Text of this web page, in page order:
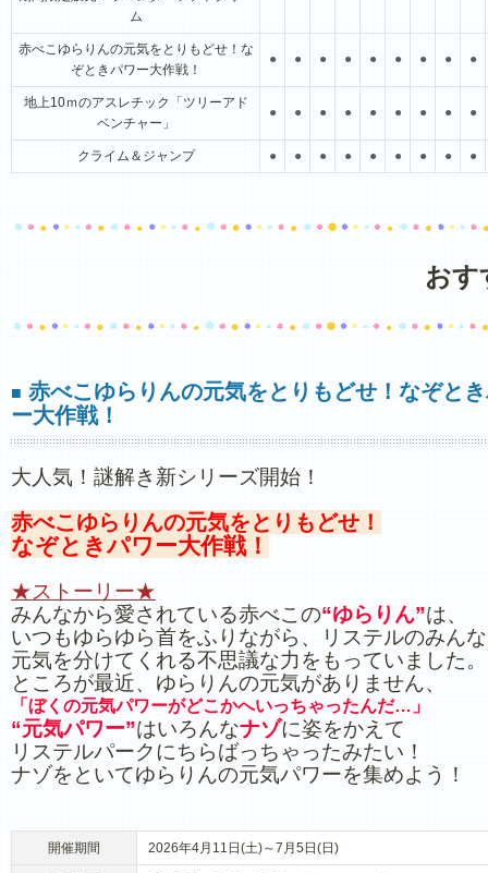
ム
赤べこゆらりんの元気をとりもどせ！な
ぞときパワー大作戦！
● ● ● ● ● ● ● ● ●
地上10ｍのアスレチック「ツリーアド
ベンチャー」
● ● ● ● ● ● ● ● ●
クライム＆ジャンプ ● ● ● ● ● ● ● ● ●
おす
■ 赤べこゆらりんの元気をとりもどせ！なぞと
ー大作戦！
大人気！謎解き新シリーズ開始！
赤べこゆらりんの元気をとりもどせ！
なぞときパワー大作戦！
★ストーリー★
みんなから愛されている赤べこの“ゆらりん”は、
いつもゆらゆら首をふりながら、リステルのみん
元気を分けてくれる不思議な力をもっていました。
ところが最近、ゆらりんの元気がありません、
「ぼくの元気パワーがどこかへいっちゃったんだ…」
“元気パワー”はいろんなナゾに姿をかえて
リステルパークにちらばっちゃったみたい！
ナゾをといてゆらりんの元気パワーを集めよう！
開催期間 2026年4月11日(土)～7月5日(日)